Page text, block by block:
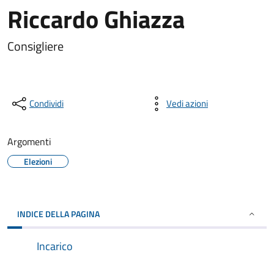
Riccardo Ghiazza
Consigliere
Condividi Vedi azioni
Argomenti
Elezioni
INDICE DELLA PAGINA
Incarico